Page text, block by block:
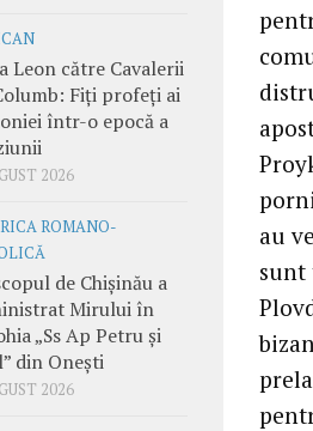
au
sunt
Leon către Cavalerii
Fiți profeți ai
într-o epocă a
2026
ROMANO-
de Chișinău a
Mirului în
„Ss Ap Petru și
din Onești
2026